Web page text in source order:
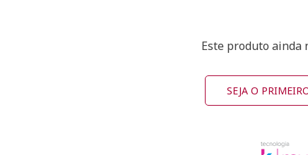
Este produto ainda
SEJA O